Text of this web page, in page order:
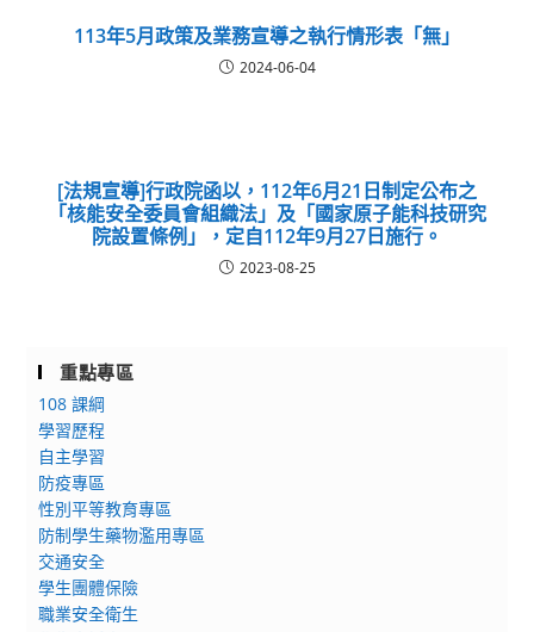
113年5月政策及業務宣導之執行情形表「無」
2024-06-04
[法規宣導]行政院函以，112年6月21日制定公布之
「核能安全委員會組織法」及「國家原子能科技研究
院設置條例」，定自112年9月27日施行。
2023-08-25
重點專區
108 課綱
學習歷程
自主學習
防疫專區
性別平等教育專區
防制學生藥物濫用專區
交通安全
學生團體保險
職業安全衛生